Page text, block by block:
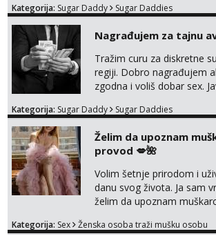
otvorena, komunikativna,
markodalic37@gmail.com
Kategorija: Sugar Daddy Sugar Daddies
Nagrađujem za tajnu
Tražim curu za diskretne
regiji. Dobro nagrađujem
zgodna i voliš dobar sex.
kosu - se dobro ljubiš - si
dostupna radnim danom
obitelj) - vodiš brigu o
zaštitu Ne javljajte se: -
paro...
Kategorija: Sugar Daddy Sugar Daddies
Želim da upoznam
provod 💋🌺
Volim šetnje prirodom i
danu svog života. Ja sam
želim da upoznam
na link ispod i nadji me
Kategorija: Sex Ženska osoba traži mušku osobu